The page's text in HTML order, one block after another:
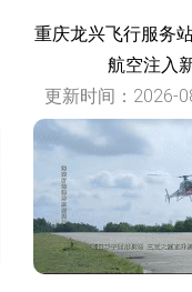
重庆龙兴飞行服务
航空注入
更新时间：2026-